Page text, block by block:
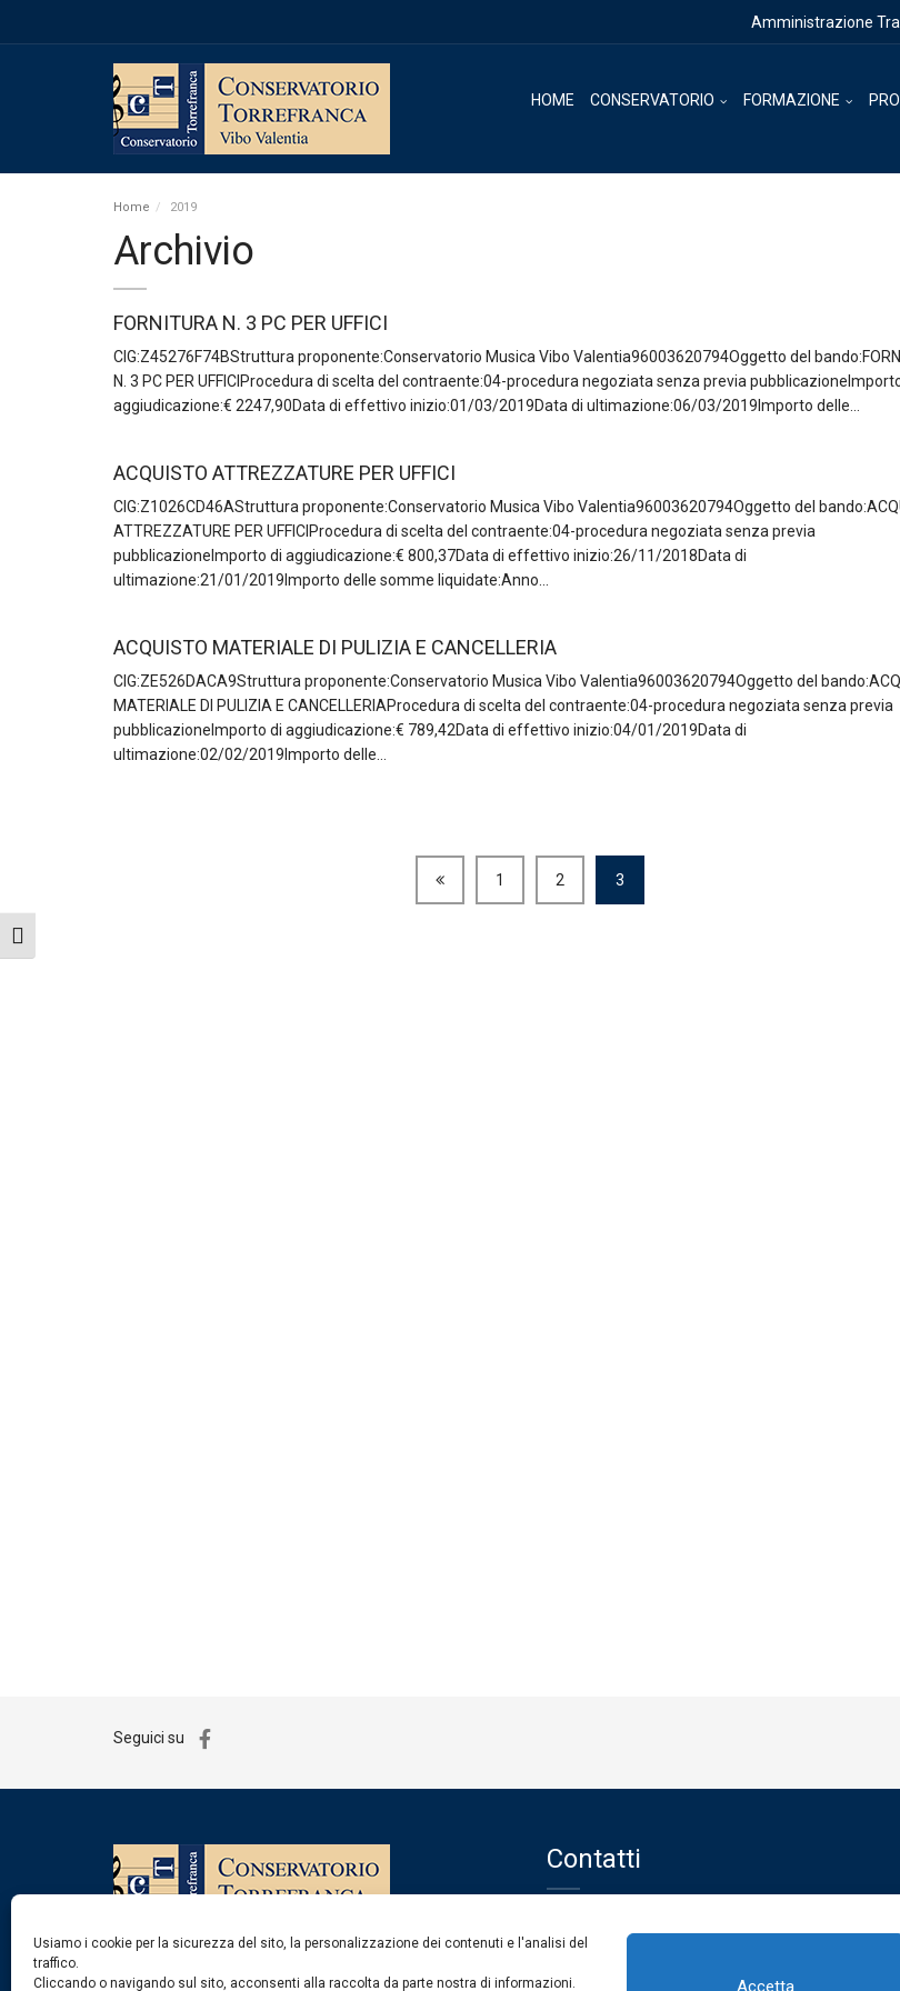
Usiamo i cookie per la sicurezza del sito, la personalizzazione dei contenuti e l'analisi del
traffico.
Cliccando o navigando sul sito, acconsenti alla raccolta da parte nostra di informazioni.
Accetta
Attiva/disattiva dimensione testo
Amministrazione
HOME CONSERVATORIO FORMAZIONE
Home 2019
Archivio
FORNITURA N. 3 PC PER UFFICI
CIG:Z45276F74BStruttura proponente:Conservatorio Musica Vibo Valentia96003620794Oggetto del
N. 3 PC PER UFFICIProcedura di scelta del contraente:04-procedura negoziata senza previa
aggiudicazione:€ 2247,90Data di effettivo inizio:01/03/2019Data di ultimazione:06/03/2019Importo delle...
ACQUISTO ATTREZZATURE PER UFFICI
CIG:Z1026CD46AStruttura proponente:Conservatorio Musica Vibo Valentia96003620794Oggetto del
ATTREZZATURE PER UFFICIProcedura di scelta del contraente:04-procedura negoziata senza previa
pubblicazioneImporto di aggiudicazione:€ 800,37Data di effettivo inizio:26/11/2018Data di
ultimazione:21/01/2019Importo delle somme liquidate:Anno...
ACQUISTO MATERIALE DI PULIZIA E CANCELLERIA
CIG:ZE526DACA9Struttura proponente:Conservatorio Musica Vibo Valentia96003620794Oggetto del
MATERIALE DI PULIZIA E CANCELLERIAProcedura di scelta del contraente:04-procedura negoziata senza previa
pubblicazioneImporto di aggiudicazione:€ 789,42Data di effettivo inizio:04/01/2019Data di
ultimazione:02/02/2019Importo delle...
1 2 3
Seguici su
Contatti
protocollo@consvv.it